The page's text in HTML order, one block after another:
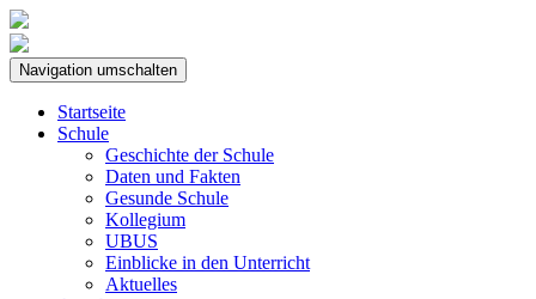
Navigation umschalten
Startseite
Schule
Geschichte der Schule
Daten und Fakten
Gesunde Schule
Kollegium
UBUS
Einblicke in den Unterricht
Aktuelles